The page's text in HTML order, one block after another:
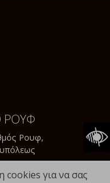
ΡΟΥΦ
Ρουφ,
cookies για να σας